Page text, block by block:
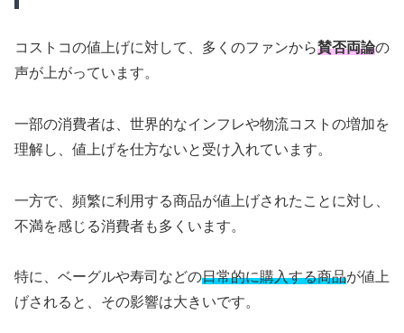
コストコの値上げに対して、多くのファンから賛否両論の
声が上がっています。
一部の消費者は、世界的なインフレや物流コストの増加を
理解し、値上げを仕方ないと受け入れています。
一方で、頻繁に利用する商品が値上げされたことに対し、
不満を感じる消費者も多くいます。
特に、ベーグルや寿司などの日常的に購入する商品が値上
げされると、その影響は大きいです。